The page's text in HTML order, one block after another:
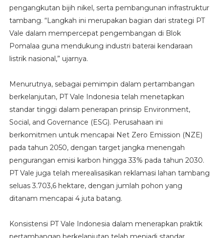
pengangkutan bijih nikel, serta pembangunan infrastruktur
tambang. “Langkah ini merupakan bagian dari strategi PT
Vale dalam mempercepat pengembangan di Blok
Pomalaa guna mendukung industri baterai kendaraan
listrik nasional,” ujarnya.
Menurutnya, sebagai pemimpin dalam pertambangan
berkelanjutan, PT Vale Indonesia telah menetapkan
standar tinggi dalam penerapan prinsip Environment,
Social, and Governance (ESG). Perusahaan ini
berkomitmen untuk mencapai Net Zero Emission (NZE)
pada tahun 2050, dengan target jangka menengah
pengurangan emisi karbon hingga 33% pada tahun 2030.
PT Vale juga telah merealisasikan reklamasi lahan tambang
seluas 3.703,6 hektare, dengan jumlah pohon yang
ditanam mencapai 4 juta batang.
Konsistensi PT Vale Indonesia dalam menerapkan praktik